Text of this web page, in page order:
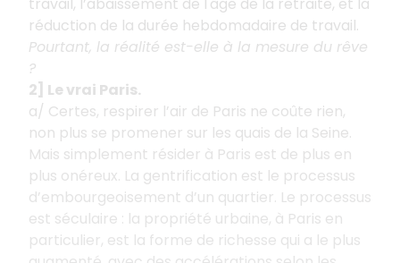
réduction de la durée hebdomadaire de travail.
Pourtant, la réalité est-elle à la mesure du rêve
?
2] Le vrai Paris.
a/ Certes, respirer l’air de Paris ne coûte rien,
non plus se promener sur les quais de la Seine.
Mais simplement résider à Paris est de plus en
plus onéreux. La gentrification est le processus
d’embourgeoisement d’un quartier. Le processus
est séculaire : la propriété urbaine, à Paris en
particulier, est la forme de richesse qui a le plus